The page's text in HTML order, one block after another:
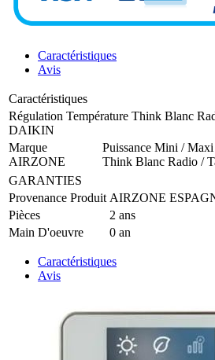
Caractéristiques
Avis
Caractéristiques
Régulation Température Think Blanc
DAIKIN
Marque
AIRZONE
Puissance Mini /
Think Blanc Radio /
GARANTIES
Provenance Produit AIRZONE
Pièces
2 ans
Main D'oeuvre
0 an
Caractéristiques
Avis